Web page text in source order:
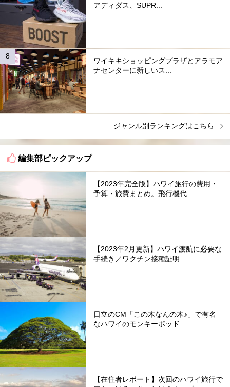
アディダス、SUPR...
ワイキキショッピングプラザとアラモア
ナセンターに新しいス...
ジャンル別ランキングはこちら
編集部ピックアップ
【2023年完全版】ハワイ旅行の費用・
予算・旅費まとめ。飛行機代...
【2023年2月更新】ハワイ渡航に必要な
手続き／ワクチン接種証明...
日立のCM「この木なんの木♪」で有名
なハワイのモンキーポッド
【在住者レポート】次回のハワイ旅行で